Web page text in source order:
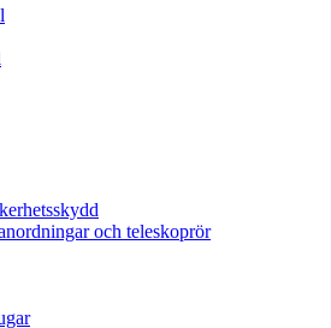
och teleskoprör